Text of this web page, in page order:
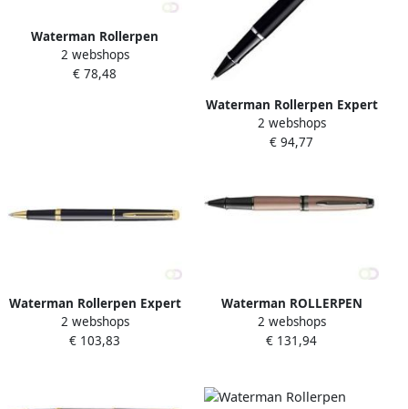
Waterman Rollerpen
HÃ©misphÃ¨re matt black
GT fijn
2 webshops
€ 78,48
Waterman Rollerpen Expert
matt black CT fijn
2 webshops
€ 94,77
Waterman Rollerpen Expert
black lacquer GT fijn
2 webshops
€ 103,83
Waterman ROLLERPEN
EXPERT METALLIC ROSE
GOLD LACQUER RT FIJN
2 webshops
€ 131,94